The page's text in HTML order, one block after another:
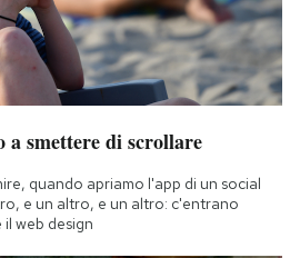
a smettere di scrollare
quando apriamo l'app di un social
e un altro, e un altro: c'entrano
web design